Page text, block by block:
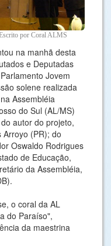
por Coral ALMS
na manhã desta
e Deputadas
Jovem
solene realizada
Assembléia
do Sul (AL/MS)
autor do projeto,
(PR); do
Oswaldo Rodrigues
de Educação,
da Assembléia,
o coral da AL
do Paraíso",
da maestrina